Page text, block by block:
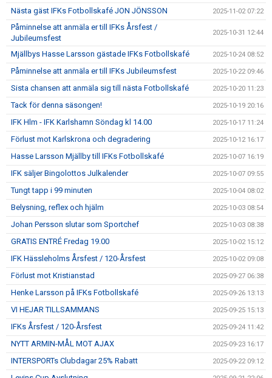
Nästa gäst IFKs Fotbollskafé JON JÖNSSON 2025-11-02 07:22
Påminnelse att anmäla er till IFKs Årsfest /
Jubileumsfest
2025-10-31 12:44
Mjällbys Hasse Larsson gästade IFKs Fotbollskafé 2025-10-24 08:52
Påminnelse att anmäla er till IFKs Jubileumsfest 2025-10-22 09:46
Sista chansen att anmäla sig till nästa Fotbollskafé 2025-10-20 11:23
Tack för denna säsongen! 2025-10-19 20:16
IFK Hlm - IFK Karlshamn Söndag kl 14.00 2025-10-17 11:24
Förlust mot Karlskrona och degradering 2025-10-12 16:17
Hasse Larsson Mjällby till IFKs Fotbollskafé 2025-10-07 16:19
IFK säljer Bingolottos Julkalender 2025-10-07 09:55
Tungt tapp i 99 minuten 2025-10-04 08:02
Belysning, reflex och hjälm 2025-10-03 08:54
Johan Persson slutar som Sportchef 2025-10-03 08:38
GRATIS ENTRÉ Fredag 19.00 2025-10-02 15:12
IFK Hässleholms Årsfest / 120-Årsfest 2025-10-02 09:08
Förlust mot Kristianstad 2025-09-27 06:38
Henke Larsson på IFKs Fotbollskafé 2025-09-26 13:13
VI HEJAR TILLSAMMANS 2025-09-25 15:13
IFKs Årsfest / 120-Årsfest 2025-09-24 11:42
NYTT ARMIN-MÅL MOT AJAX 2025-09-23 16:17
INTERSPORTs Clubdagar 25% Rabatt 2025-09-22 09:12